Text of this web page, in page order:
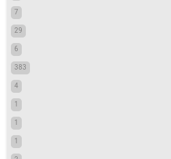
7
29
6
383
4
1
1
1